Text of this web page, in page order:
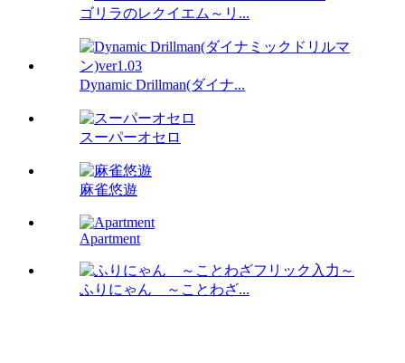
ゴリラのレクイエム～リ...
Dynamic Drillman(ダイナ...
スーパーオセロ
麻雀悠遊
Apartment
ふりにゃん ～ことわざ...